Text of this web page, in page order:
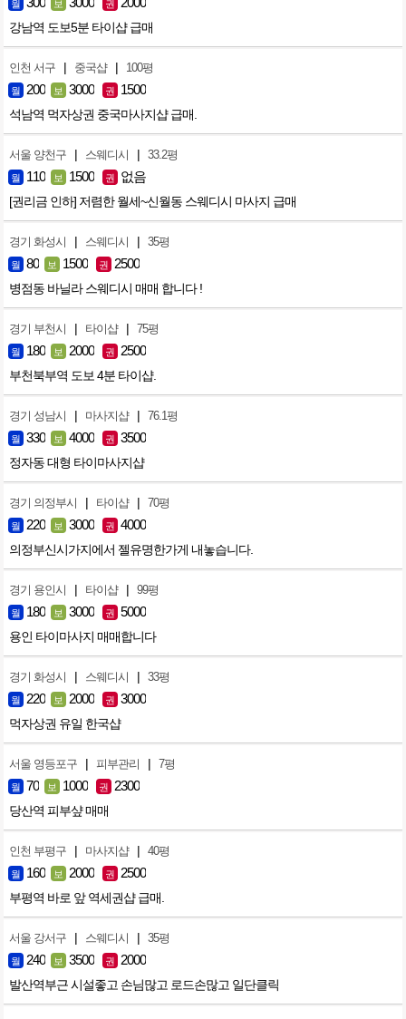
월 보 권
강남역 도보5분 타이샵 급매
인천 서구 | 중국샵 | 100평
월 200 보 3000 권 1500
석남역 먹자상권 중국마사지샵 급매.
서울 양천구 | 스웨디시 | 33.2평
월 110 보 1500 권 없음
[권리금 인하] 저렴한 월세~신월동 스웨디시 마사지 급매
경기 화성시 | 스웨디시 | 35평
월 80 보 1500 권 2500
병점동 바닐라 스웨디시 매매 합니다 !
경기 부천시 | 타이샵 | 75평
월 180 보 2000 권 2500
부천북부역 도보 4분 타이샵.
경기 성남시 | 마사지샵 | 76.1평
월 330 보 4000 권 3500
정자동 대형 타이마사지샵
경기 의정부시 | 타이샵 | 70평
월 220 보 3000 권 4000
의정부신시가지에서 젤유명한가게 내놓습니다.
경기 용인시 | 타이샵 | 99평
월 180 보 3000 권 5000
용인 타이마사지 매매합니다
경기 화성시 | 스웨디시 | 33평
월 220 보 2000 권 3000
먹자상권 유일 한국샵
서울 영등포구 | 피부관리 | 7평
월 70 보 1000 권 2300
당산역 피부샾 매매
인천 부평구 | 마사지샵 | 40평
월 160 보 2000 권 2500
부평역 바로 앞 역세권샵 급매.
서울 강서구 | 스웨디시 | 35평
월 240 보 3500 권 2000
발산역부근 시설좋고 손님많고 로드손많고 일단클릭